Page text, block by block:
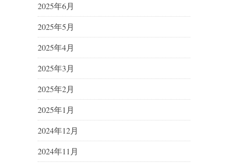
2025年6月
2025年5月
2025年4月
2025年3月
2025年2月
2025年1月
2024年12月
2024年11月